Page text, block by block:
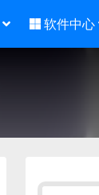
软件中心